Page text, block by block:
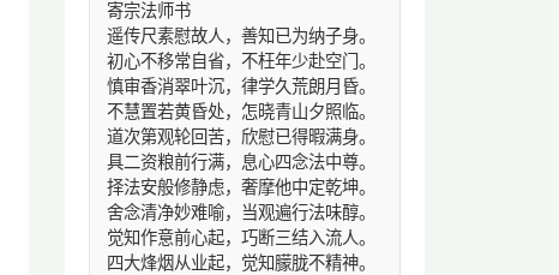
寄宗法师书
遥传尺素慰故人，善知已为纳子身。
初心不移常自省，不枉年少赴空门。
慎审香消翠叶沉，律学久荒朗月昏。
不慧置若黄昏处，怎晓青山夕照临。
道次第观轮回苦，欣慰已得暇满身。
具二资粮前行满，息心四念法中尊。
择法安般修静虑，奢摩他中定乾坤。
舍念清净妙难喻，当观遍行法味醇。
觉知作意前心起，巧断三结入流人。
四大烽烟从业起，觉知朦胧不精神。